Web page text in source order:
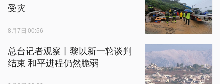
受灾
8月7日 00:56
总台记者观察丨黎以新一轮谈判
结束 和平进程仍然脆弱